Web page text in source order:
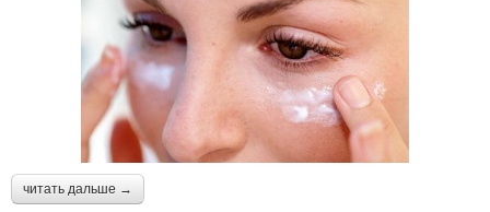
читать дальше →